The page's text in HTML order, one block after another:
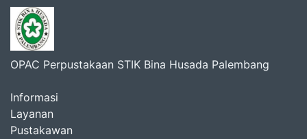
OPAC Perpustakaan STIK Bina Husada Palembang
Informasi
Layanan
Pustakawan